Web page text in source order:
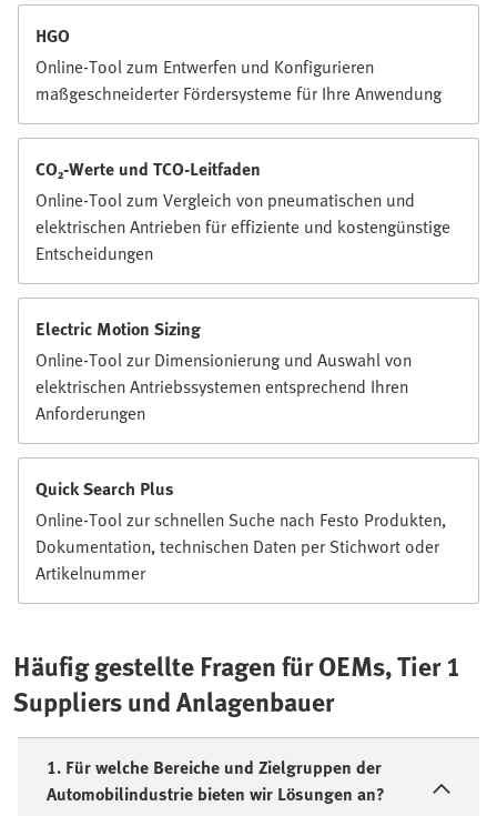
HGO
Online-Tool zum Entwerfen und Konfigurieren
maßgeschneiderter Fördersysteme für Ihre Anwendung
CO₂-Werte und TCO-Leitfaden
Online-Tool zum Vergleich von pneumatischen und
elektrischen Antrieben für effiziente und kostengünstige
Entscheidungen
Electric Motion Sizing
Online-Tool zur Dimensionierung und Auswahl von
elektrischen Antriebssystemen entsprechend Ihren
Anforderungen
Quick Search Plus
Online-Tool zur schnellen Suche nach Festo Produkten,
Dokumentation, technischen Daten per Stichwort oder
Artikelnummer
Häufig gestellte Fragen für OEMs, Tier 1
Suppliers und Anlagenbauer
1. Für welche Bereiche und Zielgruppen der
Automobilindustrie bieten wir Lösungen an?